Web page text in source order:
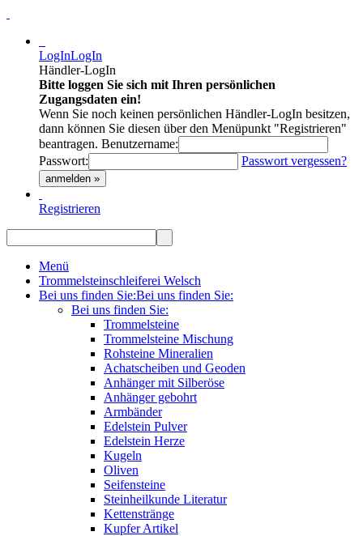
LogInLogIn
Händler-LogIn
Bitte loggen Sie sich mit Ihren persönlichen
Zugangsdaten ein!
Wenn Sie noch keinen persönlichen Händler-LogIn besitzen,
dann können Sie diesen über den Menüpunkt "Registrieren"
beantragen. Benutzername:
Passwort:
Passwort vergessen?
anmelden »
Registrieren
Menü
Trommelsteinschleiferei Welsch
Bei uns finden Sie:Bei uns finden Sie:
Bei uns finden Sie:
Trommelsteine
Trommelsteine Mischung
Rohsteine Mineralien
Achatscheiben und Geoden
Anhänger mit Silberöse
Anhänger gebohrt
Armbänder
Edelstein Pulver
Edelstein Herze
Kugeln
Oliven
Seifensteine
Steinheilkunde Literatur
Kettenstränge
Kupfer Artikel